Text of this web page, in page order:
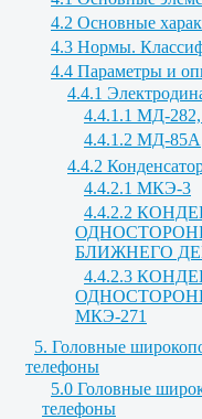
4.2 Основные
4.3 Нормы.
4.4 Параметры и
4.4.1
4.4.1.1 МД-
4.4.1.2 МД-85А
4.4.2
4.4.2.1 МКЭ-3
4.4.2.2
БЛИЖНЕГО
4.4.2.3
МКЭ-271
5. Головные
телефоны
5.0 Головные
телефоны